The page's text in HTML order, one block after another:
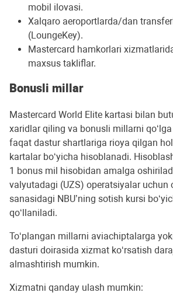
mobil ilovasi.
Xalqaro aeroportlarda/dan
(LoungeKey).
Mastercard hamkorlari
maxsus takliflar.
Bonusli millar
Mastercard World Elite kartasi bilan
xaridlar qiling va bonusli millarni
faqat dastur shartlariga rioya qilgan
kartalar bo‘yicha hisoblanadi.
1 bonus mil hisobidan amalga
valyutadagi (UZS) operatsiyalar uchun
sanasidagi NBU’ning sotish kursi
qo‘llaniladi.
To‘plangan millarni aviachiptalarga
dasturi doirasida xizmat ko‘rsatish
almashtirish mumkin.
Xizmatni qanday ulash mumkin: